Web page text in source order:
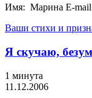
Имя: Марина E-
Ваши стихи и
Я скучаю,
1 минута
11.12.2006